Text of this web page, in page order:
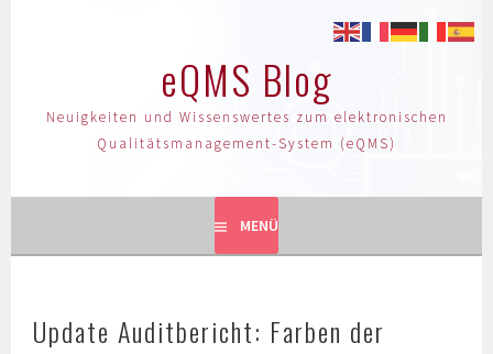
eQMS Blog
Neuigkeiten und Wissenswertes zum elektronischen
Qualitätsmanagement-System (eQMS)
MENÜ
Update Auditbericht: Farben der